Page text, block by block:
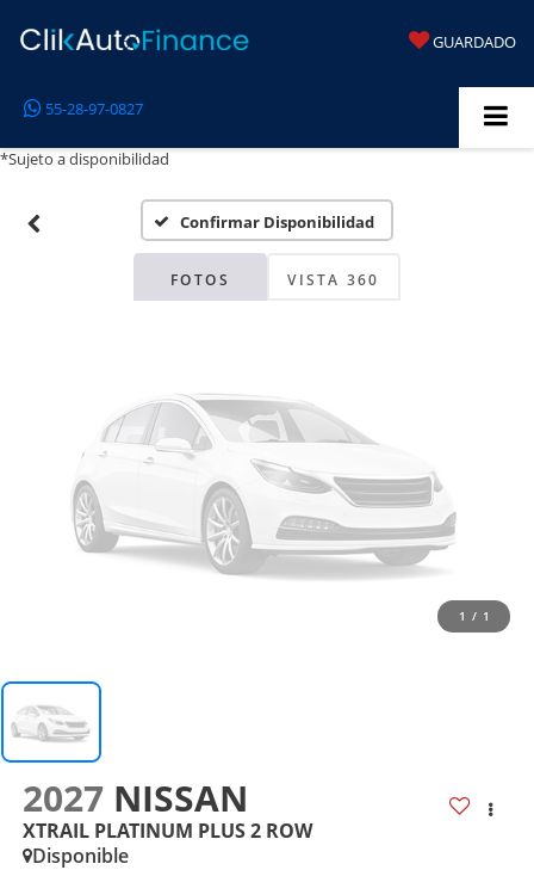
GUARDADO
55-28-97-0827
*Sujeto a disponibilidad
Confirmar Disponibilidad
FOTOS VISTA 360
Disponibles
Por favor, revise luego
1 / 1
2027 NISSAN
XTRAIL PLATINUM PLUS 2 ROW
Disponible